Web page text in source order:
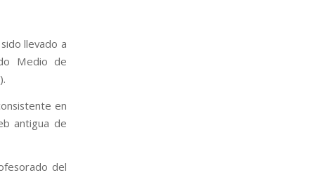
llevado a
Medio de
en
antigua de
del